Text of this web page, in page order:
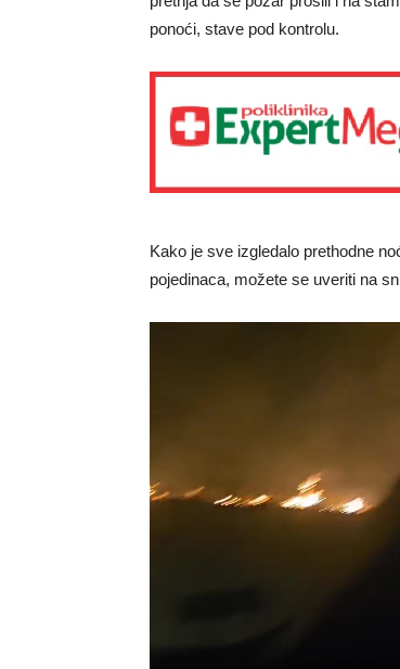
ponoći, stave pod kontrolu.
Kako je sve izgledalo prethodne
pojedinaca, možete se uveriti na